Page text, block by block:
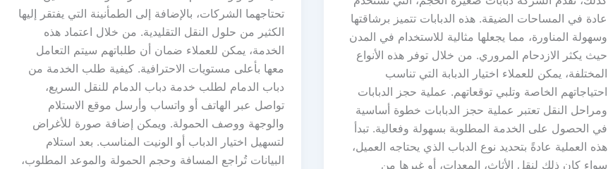
عادة في المساحات الضيقة. هذه الدبابات تتميز برشاقتها
وسهولة المناورة، مما يجعلها مثالية للاستخدام في المدن
حيث يكثر الازدحام المروري. من خلال توفر هذه الأنواع
المختلفة، يمكن للعملاء اختيار الدبابة التي تناسب
احتياجاتهم الخاصة وتلبي توقعاتهم. عملية حجز الدبابات
ومراحل النقل تعتبر عملية حجز الدبابات خطوة أساسية
في الحصول على الخدمة المطلوبة بسهولة وفعالية. تبدأ
هذه العملية عادةً بتحديد نوع الدباب الذي يحتاجه العميل،
سواء كان ذلك لنقل الأثاث، المعدات، أو غيرها من
تحتاجهما الشركات، بالإضافة إلى الطمأنينة التي يفتقر إليها
الكثير من حلول النقل التقليدية. من خلال اعتماد هذه
الخدمة، يمكن للعملاء ضمان أن طلباتهم سيتم التعامل
معها بأعلى مستويات الاحترافية. كيفية طلب الخدمة من
دباب الدمام لطلب خدمة دباب الدمام للنقل السريع،
تواصل عبر الهاتف أو واتساب وأرسل موقع الاستلام
والوجهة ووصف الحمولة. ويمكن إضافة صورة للأغراض
لتسهيل اختيار الدباب أو الونيت المناسب. بعد استلام
البيانات تُراجع المسافة وحجم الحمولة والموعد المطلوب،